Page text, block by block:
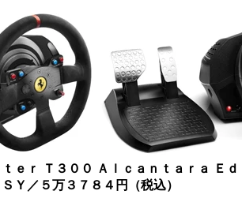
ｅｒ Ｔ３００ Ａｌｃａｎｔａｒａ Ｅｄ
ＳＹ／５万３７８４円（税込）